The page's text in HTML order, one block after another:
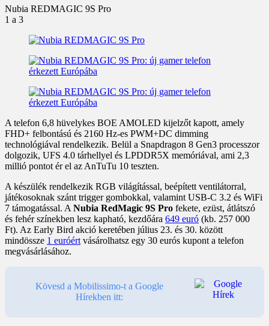
Nubia REDMAGIC 9S Pro
1 a 3
A telefon 6,8 hüvelykes BOE AMOLED kijelzőt kapott, amely
FHD+ felbontású és 2160 Hz-es PWM+DC dimming
technológiával rendelkezik. Belül a Snapdragon 8 Gen3 processzor
dolgozik, UFS 4.0 tárhellyel és LPDDR5X memóriával, ami 2,3
millió pontot ér el az AnTuTu 10 teszten.
A készülék rendelkezik RGB világítással, beépített ventilátorral,
játékosoknak szánt trigger gombokkal, valamint USB-C 3.2 és WiFi
7 támogatással. A Nubia RedMagic 9S Pro fekete, ezüst, átlátszó
és fehér színekben lesz kapható, kezdőára 649 euró (kb. 257 000
Ft). Az Early Bird akció keretében július 23. és 30. között
mindössze 1 euróért vásárolhatsz egy 30 eurós kupont a telefon
megvásárlásához.
Kövesd a Mobilissimo-t a Google
Hírekben itt: